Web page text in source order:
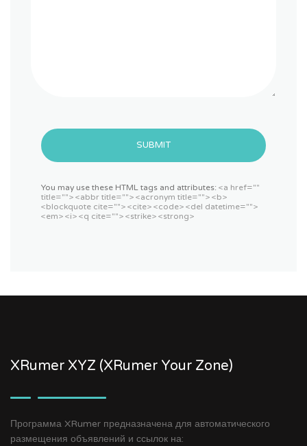
SUBMIT
You may use these HTML tags and attributes: <a href=""
title=""> <abbr title=""> <acronym title=""> <b>
<blockquote cite=""> <cite> <code> <del datetime="">
<em> <i> <q cite=""> <strike> <strong>
XRumer XYZ (XRumer Your Zone)
Программа XRumer предназначена для автоматического
размещения объявлений и ссылок на: